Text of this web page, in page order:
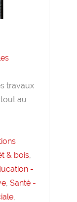
travaux
au
& bois,
-
,Santé -
,